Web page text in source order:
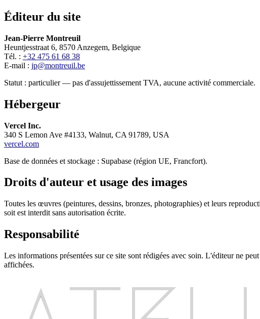
Éditeur du site
Jean-Pierre Montreuil
Heuntjesstraat 6, 8570 Anzegem, Belgique
Tél. : +32 475 61 68 38
E-mail : jp@montreuil.be
Statut : particulier — pas d'assujettissement TVA, aucune activité commerciale.
Hébergeur
Vercel Inc.
340 S Lemon Ave #4133, Walnut, CA 91789, USA
vercel.com
Base de données et stockage : Supabase (région UE, Francfort).
Droits d'auteur et usage des images
Toutes les œuvres (peintures, dessins, bronzes, photographies) et leurs
soit est interdit sans autorisation écrite.
Responsabilité
Les informations présentées sur ce site sont rédigées avec soin. L'éditeur ne
affichées.